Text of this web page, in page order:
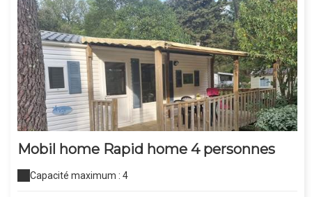
Mobil home Rapid home 4 personnes
Capacité maximum : 4